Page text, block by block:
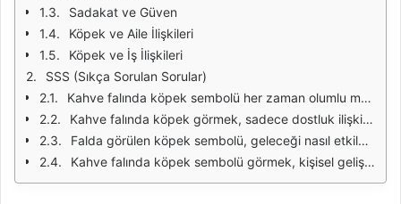
Sadakat ve Güven
Köpek ve Aile İlişkileri
Köpek ve İş İlişkileri
SSS (Sıkça Sorulan Sorular)
Kahve falında köpek sembolü her zaman olumlu mu anlamına gelir?
Kahve falında köpek görmek, sadece dostluk ilişkileriyle mi ilgilidir?
Falda görülen köpek sembolü, geleceği nasıl etkiler?
Kahve falında köpek sembolü görmek, kişisel gelişim açısından ne anlama gelir?